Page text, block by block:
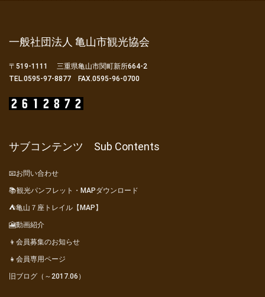
一般社団法人 亀山市観光協会
〒519-1111 三重県亀山市関町新所664-2
TEL.0595-97-8877 FAX.0595-96-0700
サブコンテンツ Sub Contents
📧お問い合わせ
📚観光パンフレット・MAPダウンロード
⛺亀山７座トレイル【MAP】
🎦動画紹介
👦会員募集のお知らせ
👧会員専用ページ
旧ブログ（～2017.06）